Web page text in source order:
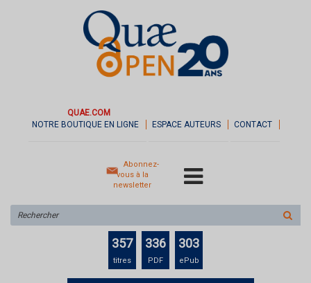
QUAE.COM
NOTRE BOUTIQUE EN LIGNE
ESPACE AUTEURS CONTACT
Abonnez-
vous à la
newsletter
sur
le
357
titres
336
PDF
303
ePub